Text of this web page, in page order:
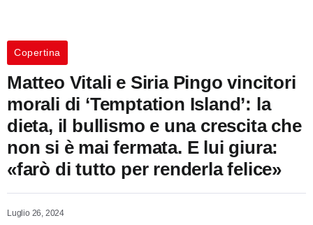
Copertina
Matteo Vitali e Siria Pingo vincitori
morali di ‘Temptation Island’: la
dieta, il bullismo e una crescita che
non si è mai fermata. E lui giura:
«farò di tutto per renderla felice»
Luglio 26, 2024